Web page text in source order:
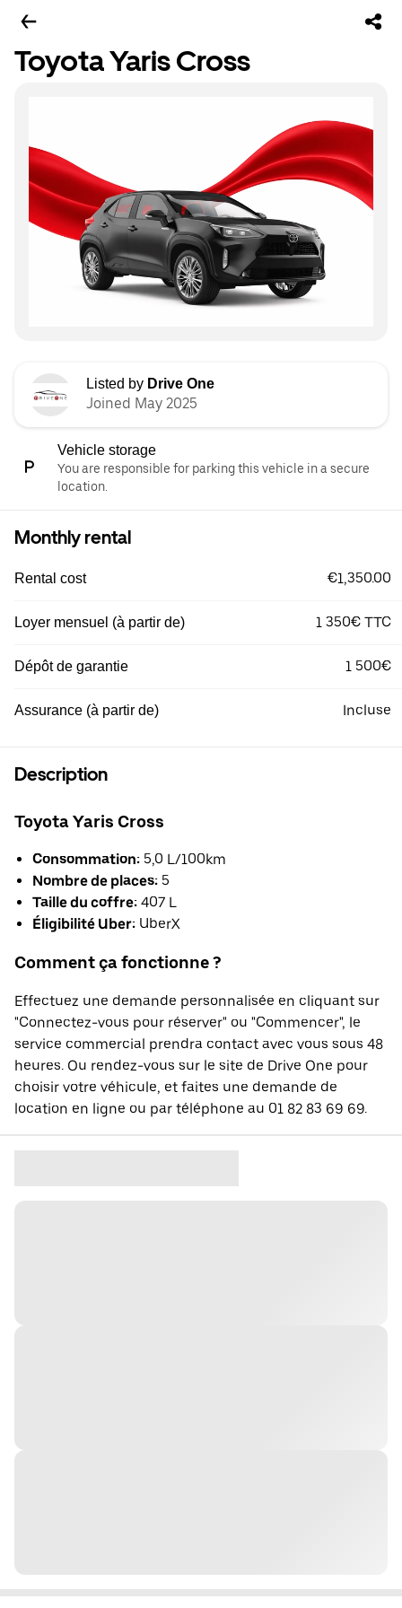
Toyota Yaris Cross
Listed by Drive One
Joined May 2025
Vehicle storage
You are responsible for parking this vehicle in a secure
location.
Monthly rental
Rental cost €1,350.00
Loyer mensuel (à partir de) 1 350€ TTC
Dépôt de garantie 1 500€
Assurance (à partir de) Incluse
Description
Toyota Yaris Cross
Consommation: 5,0 L/100km
Nombre de places: 5
Taille du coffre: 407 L
Éligibilité Uber: UberX
Comment ça fonctionne ?
Effectuez une demande personnalisée en cliquant sur
"Connectez-vous pour réserver" ou "Commencer", le
service commercial prendra contact avec vous sous 48
heures. Ou rendez-vous sur le site de Drive One pour
choisir votre véhicule, et faites une demande de
location en ligne ou par téléphone au 01 82 83 69 69.